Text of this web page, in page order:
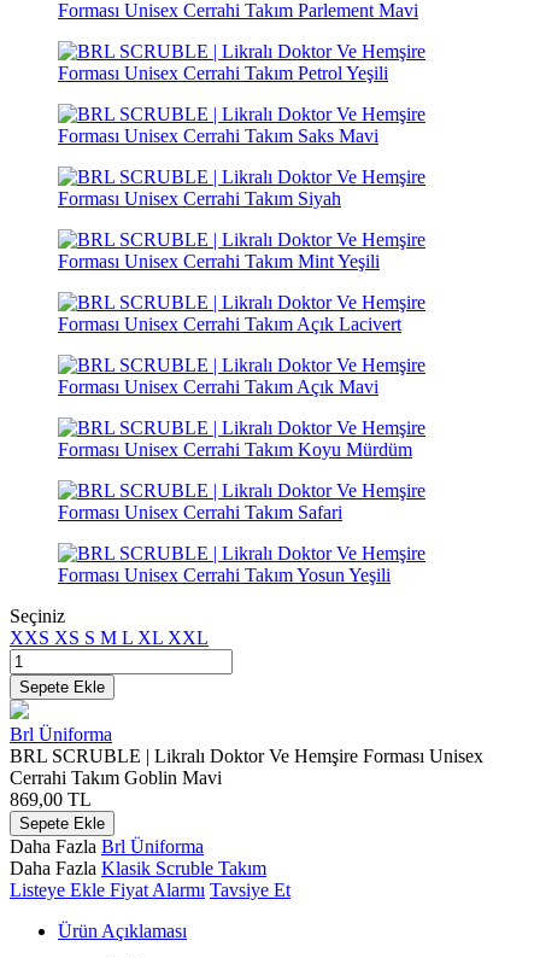
Seçiniz
XXS XS S M L XL XXL
Sepete Ekle
Brl Üniforma
BRL SCRUBLE | Likralı Doktor Ve Hemşire Forması Unisex
Cerrahi Takım Goblin Mavi
869,00 TL
Sepete Ekle
Daha Fazla Brl Üniforma
Daha Fazla Klasik Scruble Takım
Listeye Ekle Fiyat Alarmı Tavsiye Et
Ürün Açıklaması